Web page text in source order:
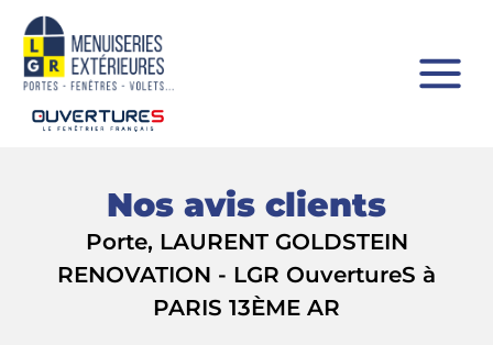
Porte, LAURENT GOLDSTEIN
RENOVATION - LGR OuvertureS à
PARIS 13ÈME AR
Nos avis clients